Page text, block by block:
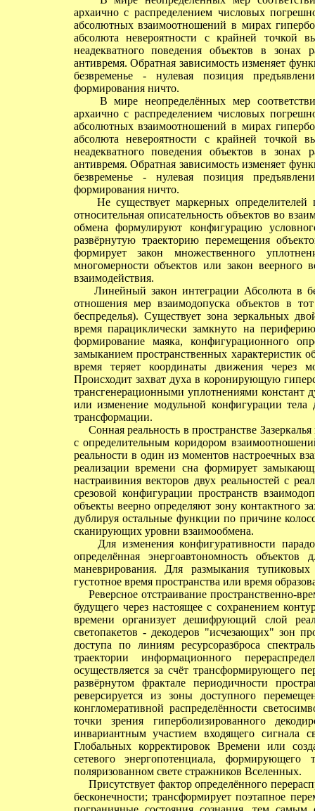
архаично с распределением числовых
абсолютных взаимоотношений в мирах
абсолюта невероятности с крайней точкой
неадекватного поведения объектов в зонах
антивремя. Обратная зависимость изменяет
безвременье - нулевая позиция
формирования ничто.
В мире неопределённых мер
архаично с распределением числовых
абсолютных взаимоотношений в мирах
абсолюта невероятности с крайней точкой
неадекватного поведения объектов в зонах
антивремя. Обратная зависимость изменяет
безвременье - нулевая позиция
формирования ничто.
Не существует маркерных определителей
относительная описательность объектов во
обмена формулируют конфигурацию
развёрнутую траекторию перемещения
формирует закон множественного
многомерности объектов или закон веерного
взаимодействия.
Линейный закон интеграции Абсолюта в
отношения мер взаимодопуска объектов в
беспределья). Существует зона зеркальных
время парациклически замкнуто на
формирование маяка, конфигурационного
замыканием пространственных характеристик
время теряет координаты движения через
Происходит захват духа в коронирующую
трансгенерационными уплотнениями констант
или изменение модульной конфигурации тела
трансформации.
Сонная реальность в пространстве
с определительным коридором
реальности в один из моментов настроечных
реализации времени сна формирует
настраивиния векторов двух реальностей с
срезовой конфигурации пространств
объекты веерно определяют зону контактного
дублируя остальные функции по причине
сканирующих уровни взаимообмена.
Для изменения конфигуративности
определённая энергоавтономность
маневрирования. Для размыкания тупиковых
густотное время пространства или время
Реверсное отстраивание пространственно-
будущего через настоящее с сохранением
времени организует дешифрующий слой
светопакетов - декодеров "исчезающих" зон
доступа по линиям ресурсоразброса
траектории информационного
осуществляется за счёт трансформирующего
развёрнутом фрактале периодичности
реверсируется из зоны доступного
конгломеративной распределённости
точки зрения гиперболизированного
инвариантным участием входящего сигнала
Глобальных корректировок Времени или
сетевого энергопотенциала,
поляризованном свете стражников Вселенных.
Присутствует фактор определённого
бесконечности; трансформирует поэтапное